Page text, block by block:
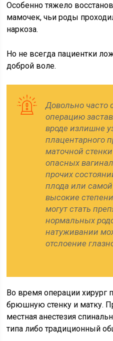
Особенно тяжело
мамочек, чьи роды
наркоза.
Но не всегда пациентки
доброй воле.
Довольно часто
операцию
вроде излишне
плацентарного
маточной
опасных
прочих
плода или
высокие
могут стать
нормальных
натуживании
отслоение
Во время операции хирург
брюшную стенку и матку.
местная анестезия
типа либо традиционный